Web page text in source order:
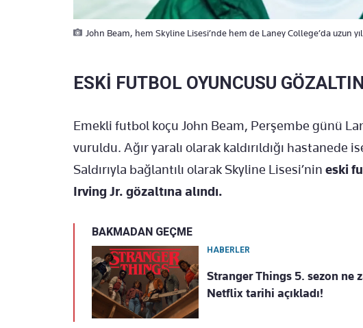
John Beam, hem Skyline Lisesi’nde hem de Laney College’da uzun
ESKİ FUTBOL OYUNCUSU
Emekli futbol koçu John Beam, Perşembe günü
vuruldu. Ağır yaralı olarak kaldırıldığı hastanede
Saldırıyla bağlantılı olarak Skyline Lisesi’nin eski
Irving Jr. gözaltına alındı.
BAKMADAN GEÇME
HABERLER
Stranger Things 5. sezon ne
Netflix tarihi açıkladı!